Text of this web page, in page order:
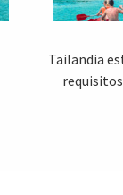
Tailandia